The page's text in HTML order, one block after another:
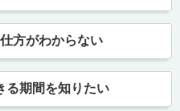
方がわからない
る期間を知りたい